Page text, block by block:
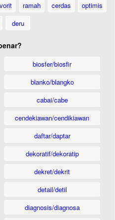
ramah cerdas
optimis
deru
biosfer/biosfir
blanko/blangko
cabai/cabe
cendekiawan/cendikiawan
daftar/daptar
dekoratif/dekoratip
dekret/dekrit
detail/detil
diagnosis/diagnosa